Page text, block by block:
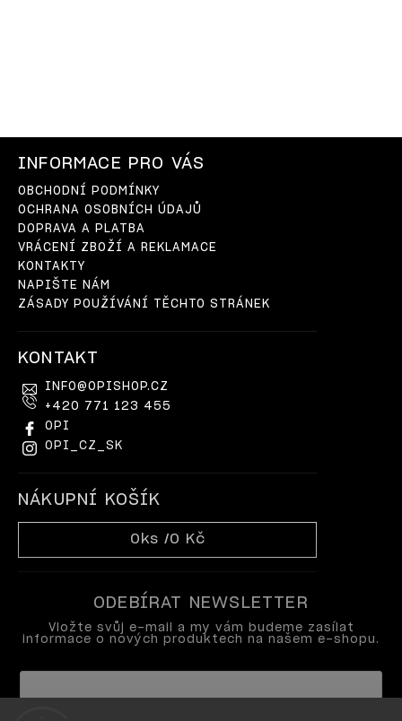
INFORMACE PRO VÁS
OBCHODNÍ PODMÍNKY
OCHRANA OSOBNÍCH ÚDAJŮ
DOPRAVA A PLATBA
VRÁCENÍ ZBOŽÍ A REKLAMACE
KONTAKTY
NAPIŠTE NÁM
ZÁSADY POUŽÍVÁNÍ TĚCHTO STRÁNEK
KONTAKT
INFO@OPISHOP.CZ
+420 771 123 455
OPI
OPI_CZ_SK
NÁKUPNÍ KOŠÍK
0 ks /0 Kč
ODEBÍRAT NEWSLETTER
Vložte svůj e-mail a my vám budeme zasílat
informace o nových produktech na našem e-shopu.